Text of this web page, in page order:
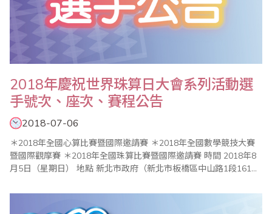
2018年慶祝世界珠算日大會系列活動選
手號次、座次、賽程公告
2018-07-06
＊2018年全國心算比賽暨國際邀請賽 ＊2018年全國數學競技大賽
暨國際觀摩賽 ＊2018年全國珠算比賽暨國際邀請賽 時間 2018年8
月5日（星期日） 地點 新北市政府（新北市板橋區中山路1段161號